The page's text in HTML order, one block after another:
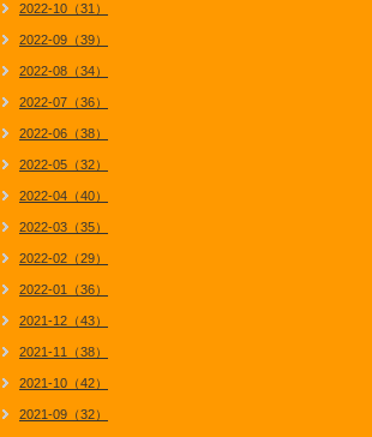
2022-10（31）
2022-09（39）
2022-08（34）
2022-07（36）
2022-06（38）
2022-05（32）
2022-04（40）
2022-03（35）
2022-02（29）
2022-01（36）
2021-12（43）
2021-11（38）
2021-10（42）
2021-09（32）